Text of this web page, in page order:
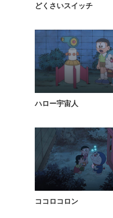
どくさいスイッチ
ハロー宇宙人
ココロコロン